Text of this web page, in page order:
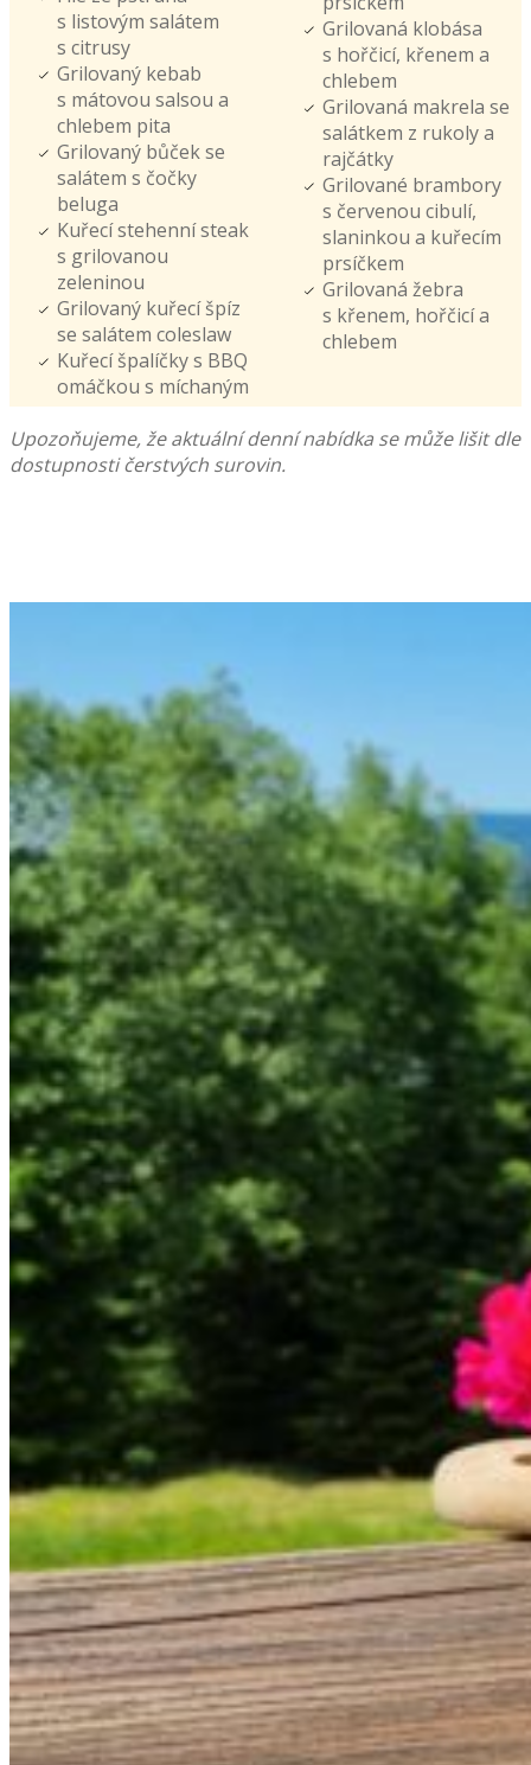
s listovým salátem
s citrusy
Grilovaný kebab
s mátovou salsou a
chlebem pita
Grilovaný bůček se
salátem s čočky
beluga
Kuřecí stehenní steak
s grilovanou
zeleninou
Grilovaný kuřecí špíz
se salátem coleslaw
Kuřecí špalíčky s BBQ
omáčkou s míchaným
Grilovaná klobása
s hořčicí, křenem a
chlebem
Grilovaná makrela se
salátkem z rukoly a
rajčátky
Grilované brambory
s červenou cibulí,
slaninkou a kuřecím
prsíčkem
Grilovaná žebra
s křenem, hořčicí a
chlebem
Upozoňujeme, že aktuální denní nabídka se může lišit dle
dostupnosti čerstvých surovin.